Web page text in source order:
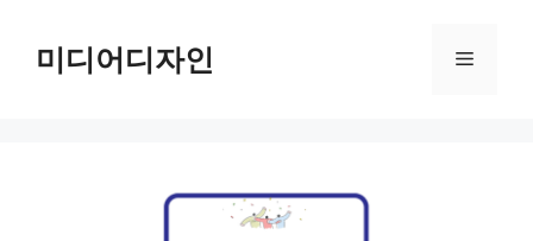
미디어디자인 메